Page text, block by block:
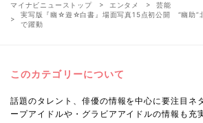
マイナビニューストップ エンタメ
芸能
実写版『幽☆遊☆白書』場面写真15点初公開 “幽助”
で躍動
このカテゴリーについて
話題のタレント、俳優の情報を中心に要注目ネ
ープアイドルや・グラビアアイドルの情報も充